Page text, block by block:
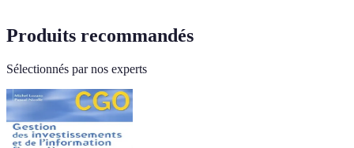
Produits recommandés
Sélectionnés par nos experts